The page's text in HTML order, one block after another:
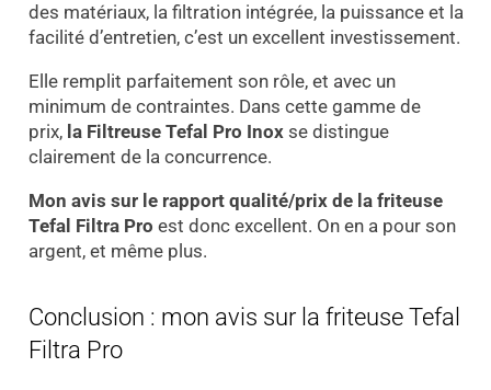
des matériaux, la filtration intégrée, la puissance et la
facilité d’entretien, c’est un excellent investissement.
Elle remplit parfaitement son rôle, et avec un
minimum de contraintes. Dans cette gamme de
prix, la Filtreuse Tefal Pro Inoxse distingue
clairement de la concurrence.
Mon avis sur le rapport qualité/prix de la friteuse
Tefal Filtra Pro est donc excellent. On en a pour son
argent, et même plus.
Conclusion : mon avis sur la friteuse Tefal
Filtra Pro